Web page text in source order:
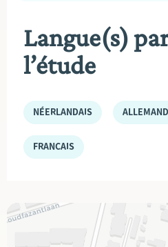
Langue(s)
l’étude
NÉERLANDAIS ALLEMAND
FRANÇAIS